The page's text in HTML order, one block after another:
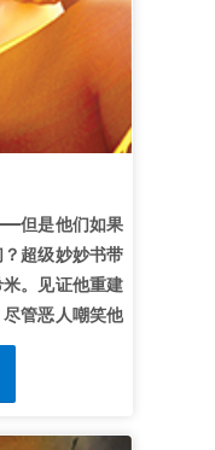
怒到日落。”
因为你必应允
诗篇17：6（和
但是他们如果
超级妙妙书带
。见证他重建
管恶人嘲笑他
勇气，面对任